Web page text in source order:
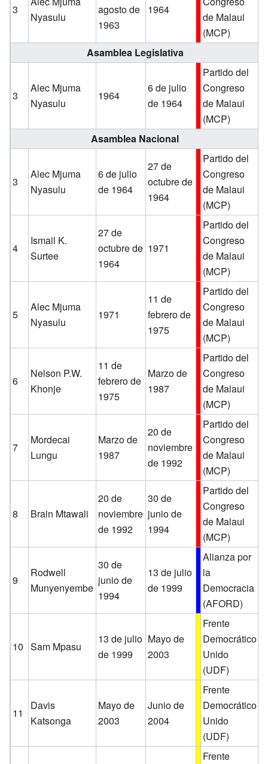
3
Nyasulu
agosto de
1963
1964
de Malaui
(MCP)
Asamblea Legislativa
3
Alec Mjuma
Nyasulu
1964
6 de julio
de 1964
Partido del
Congreso
de Malaui
(MCP)
Asamblea Nacional
3
Alec Mjuma
Nyasulu
6 de julio
de 1964
27 de
octubre de
1964
Partido del
Congreso
de Malaui
(MCP)
4
Ismail K.
Surtee
27 de
octubre de
1964
1971
Partido del
Congreso
de Malaui
(MCP)
5
Alec Mjuma
Nyasulu
1971
11 de
febrero de
1975
Partido del
Congreso
de Malaui
(MCP)
6
Nelson P.W.
Khonje
11 de
febrero de
1975
Marzo de
1987
Partido del
Congreso
de Malaui
(MCP)
7
Mordecai
Lungu
Marzo de
1987
20 de
noviembre
de 1992
Partido del
Congreso
de Malaui
(MCP)
8 Brain Mtawali
20 de
noviembre
de 1992
30 de
junio de
1994
Partido del
Congreso
de Malaui
(MCP)
9
Rodwell
Munyenyembe
30 de
junio de
1994
13 de julio
de 1999
Alianza por
la
Democracia
(AFORD)
10 Sam Mpasu
13 de julio
de 1999
Mayo de
2003
Frente
Democrático
Unido
(UDF)
11
Davis
Katsonga
Mayo de
2003
Junio de
2004
Frente
Democrático
Unido
(UDF)
Frente